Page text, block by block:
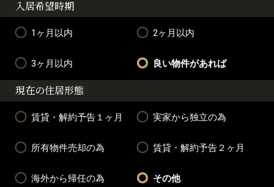
入居希望時期
1ヶ月以内 2ヶ月以内
3ヶ月以内 良い物件があれば
現在の住居形態
賃貸・解約予告１ヶ月 実家から独立の為
所有物件売却の為 賃貸・解約予告２ヶ月
海外から帰任の為 その他